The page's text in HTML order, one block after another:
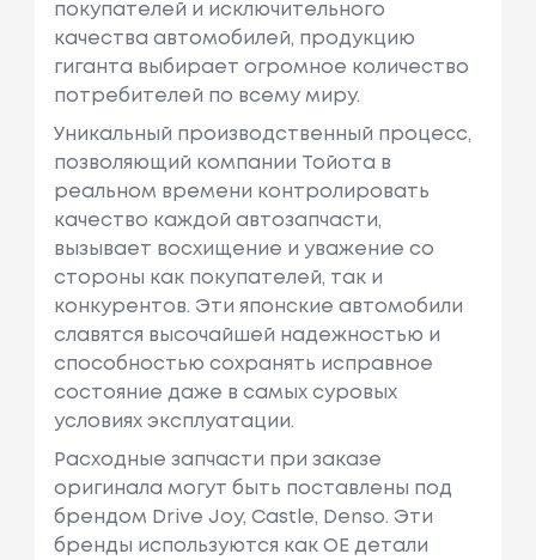
покупателей и исключительного
качества автомобилей, продукцию
гиганта выбирает огромное количество
потребителей по всему миру.
Уникальный производственный процесс,
позволяющий компании Тойота в
реальном времени контролировать
качество каждой автозапчасти,
вызывает восхищение и уважение со
стороны как покупателей, так и
конкурентов. Эти японские автомобили
славятся высочайшей надежностью и
способностью сохранять исправное
состояние даже в самых суровых
условиях эксплуатации.
Расходные запчасти при заказе
оригинала могут быть поставлены под
брендом Drive Joy, Castle, Denso. Эти
бренды используются как ОЕ детали